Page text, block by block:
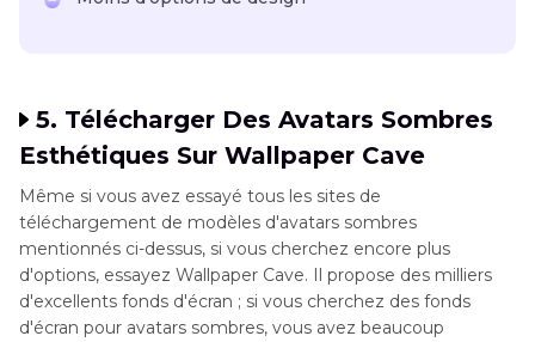
5. Télécharger Des Avatars Sombres
Esthétiques Sur Wallpaper Cave
Même si vous avez essayé tous les sites de
téléchargement de modèles d'avatars sombres
mentionnés ci-dessus, si vous cherchez encore plus
d'options, essayez Wallpaper Cave. Il propose des milliers
d'excellents fonds d'écran ; si vous cherchez des fonds
d'écran pour avatars sombres, vous avez beaucoup